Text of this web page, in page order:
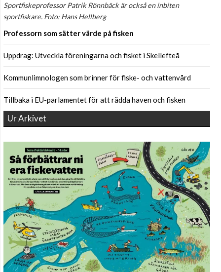
Sportfiskeprofessor Patrik Rönnbäck är också en inbiten
sportfiskare. Foto: Hans Hellberg
Professorn som sätter värde på fisken
Uppdrag: Utveckla föreningarna och fisket i Skellefteå
Kommunlimnologen som brinner för fiske- och vattenvård
Tillbaka i EU-parlamentet för att rädda haven och fisken
Ur Arkivet